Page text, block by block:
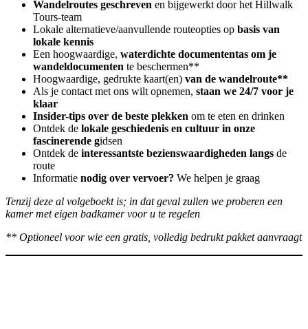
Wandelroutes geschreven en bijgewerkt door het Hillwalk
Tours-team
Lokale alternatieve/aanvullende routeopties op basis van
lokale kennis
Een hoogwaardige, waterdichte documententas om je
wandeldocumenten te beschermen**
Hoogwaardige, gedrukte kaart(en) van de wandelroute**
Als je contact met ons wilt opnemen, staan we 24/7 voor je
klaar
Insider-tips over de beste plekken om te eten en drinken
Ontdek de lokale geschiedenis en cultuur in onze
fascinerende gidsen
Ontdek de interessantste bezienswaardigheden langs de
route
Informatie nodig over vervoer? We helpen je graag
Tenzij deze al volgeboekt is; in dat geval zullen we proberen een
kamer met eigen badkamer voor u te regelen
** Optioneel voor wie een gratis, volledig bedrukt pakket aanvraagt